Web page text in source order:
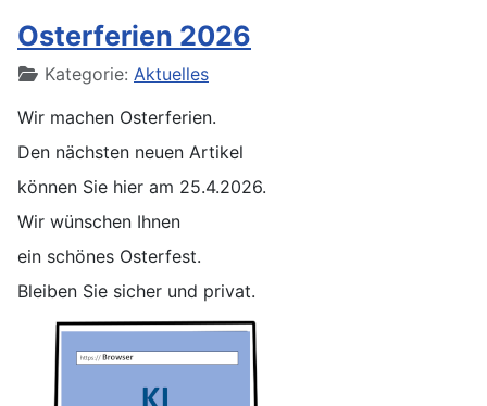
Osterferien 2026
DetailsKategorie: Aktuelles
Wir machen Osterferien.
Den nächsten neuen Artikel
können Sie hier am 25.4.2026.
Wir wünschen Ihnen
ein schönes Osterfest.
Bleiben Sie sicher und privat.